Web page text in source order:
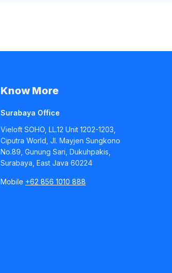
Know More
Surabaya Office
Vieloft SOHO, LL.12 Unit 1202-1203,
Ciputra World, Jl. Mayjen Sungkono
No.89, Gunung Sari, Dukuhpakis,
Surabaya, East Java 60224
Mobile +62 856 1010 888